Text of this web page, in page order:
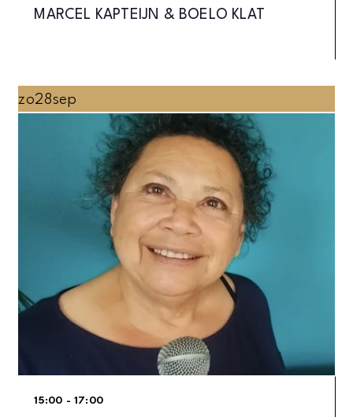
MARCEL KAPTEIJN & BOELO KLAT
zo28sep
15:00 - 17:00